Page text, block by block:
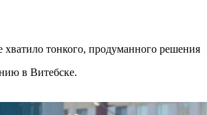
хватило тонкого, продуманного решения
в Витебске.